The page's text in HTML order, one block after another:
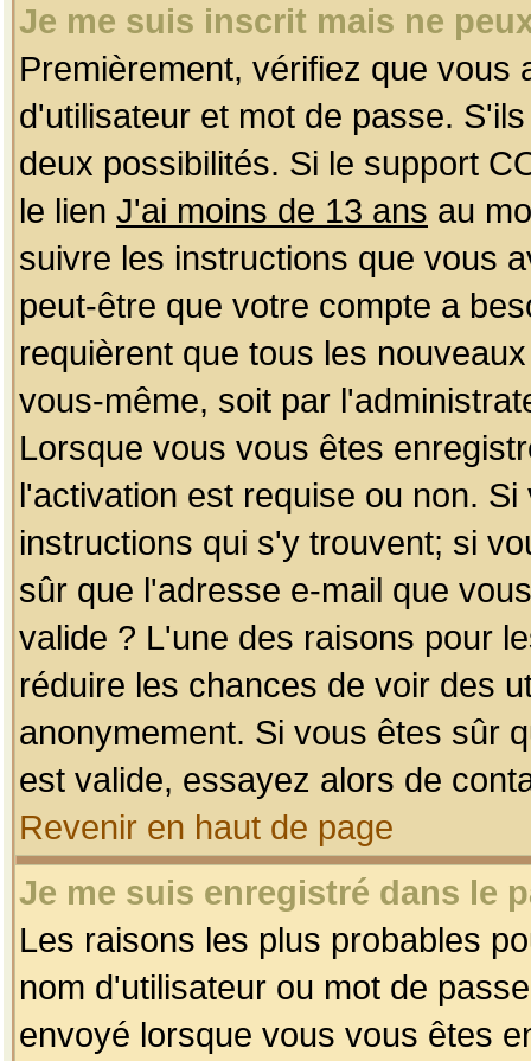
Je me suis inscrit mais ne
Premièrement, vérifiez que
d'utilisateur et mot de passe.
deux possibilités. Si le support
le lien J'ai moins de 13 ans au
suivre les instructions que vous
peut-être que votre compte a
requièrent que tous les
vous-même, soit par
Lorsque vous vous êtes
l'activation est requise ou non.
instructions qui s'y trouvent; si
sûr que l'adresse e-mail que
valide ? L'une des raisons pour
réduire les chances de voir des
anonymement. Si vous êtes sûr
est valide, essayez alors de
Revenir en haut de page
Je me suis enregistré dans le
Les raisons les plus probables
nom d'utilisateur ou mot de
envoyé lorsque vous vous êtes